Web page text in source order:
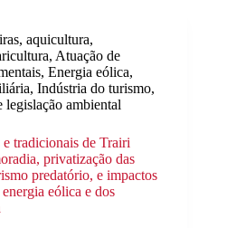
aquicultura,
, Atuação de
, Energia eólica,
, Indústria do turismo,
legislação ambiental
tradicionais de Trairi
privatização das
predatório, e impactos
eólica e dos